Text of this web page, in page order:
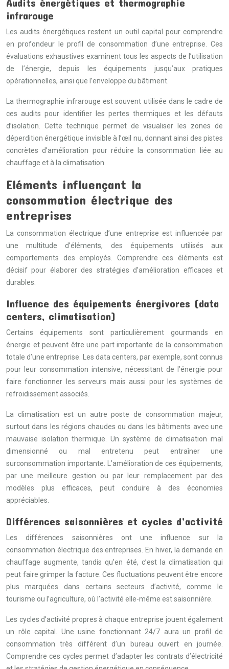
infrarouge
Les audits énergétiques restent un outil capital pour comprendre
en profondeur le profil de consommation d’une entreprise. Ces
évaluations exhaustives examinent tous les aspects de l’utilisation
de l’énergie, depuis les équipements jusqu’aux pratiques
opérationnelles, ainsi que l’enveloppe du bâtiment.
La thermographie infrarouge est souvent utilisée dans le cadre de
ces audits pour identifier les pertes thermiques et les défauts
d’isolation. Cette technique permet de visualiser les zones de
déperdition énergétique invisible à l’œil nu, donnant ainsi des pistes
concrètes d’amélioration pour réduire la consommation liée au
chauffage et à la climatisation.
Eléments influençant la
consommation électrique des
entreprises
La consommation électrique d’une entreprise est influencée par
une multitude d’éléments, des équipements utilisés aux
comportements des employés. Comprendre ces éléments est
décisif pour élaborer des stratégies d’amélioration efficaces et
durables.
Influence des équipements énergivores (data
centers, climatisation)
Certains équipements sont particulièrement gourmands en
énergie et peuvent être une part importante de la consommation
totale d’une entreprise. Les data centers, par exemple, sont connus
pour leur consommation intensive, nécessitant de l’énergie pour
faire fonctionner les serveurs mais aussi pour les systèmes de
refroidissement associés.
La climatisation est un autre poste de consommation majeur,
surtout dans les régions chaudes ou dans les bâtiments avec une
mauvaise isolation thermique. Un système de climatisation mal
dimensionné ou mal entretenu peut entraîner une
surconsommation importante. L’amélioration de ces équipements,
par une meilleure gestion ou par leur remplacement par des
modèles plus efficaces, peut conduire à des économies
appréciables.
Différences saisonnières et cycles d’activité
Les différences saisonnières ont une influence sur la
consommation électrique des entreprises. En hiver, la demande en
chauffage augmente, tandis qu’en été, c’est la climatisation qui
peut faire grimper la facture. Ces fluctuations peuvent être encore
plus marquées dans certains secteurs d’activité, comme le
tourisme ou l’agriculture, où l’activité elle-même est saisonnière.
Les cycles d’activité propres à chaque entreprise jouent également
un rôle capital. Une usine fonctionnant 24/7 aura un profil de
consommation très différent d’un bureau ouvert en journée.
Comprendre ces cycles permet d’adapter les contrats d’électricité